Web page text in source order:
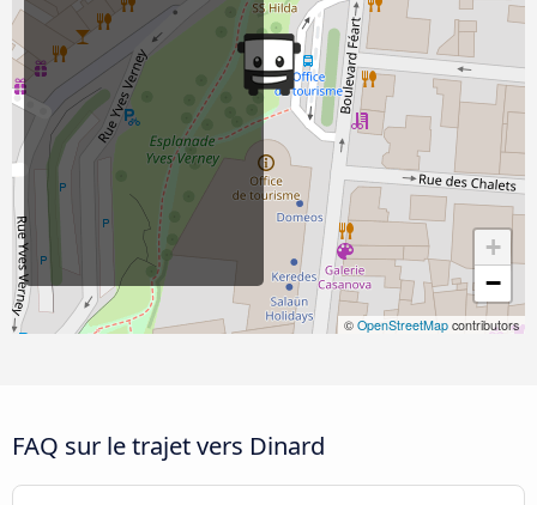
+
−
© OpenStreetMap contributors
FAQ sur le trajet vers Dinard